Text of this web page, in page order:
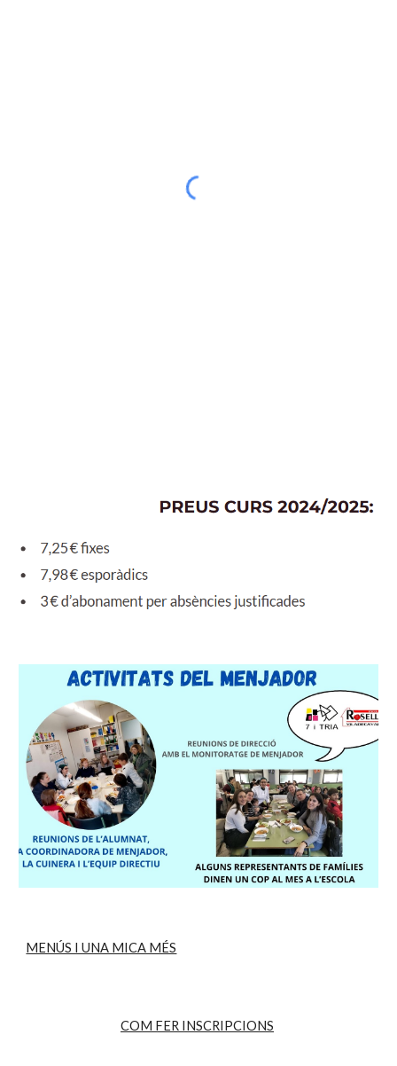
MENÚS I UNA MICA MÉS
COM FER INSCRIPCIONS